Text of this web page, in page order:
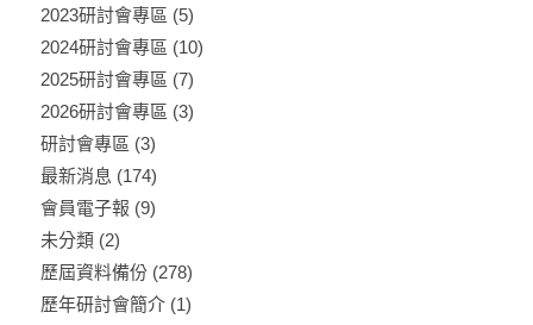
2023研討會專區 (5)
2024研討會專區 (10)
2025研討會專區 (7)
2026研討會專區 (3)
研討會專區 (3)
最新消息 (174)
會員電子報 (9)
未分類(2)
歷屆資料備份(278)
歷年研討會簡介(1)